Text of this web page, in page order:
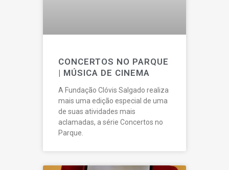
CONCERTOS NO PARQUE
| MÚSICA DE CINEMA
A Fundação Clóvis Salgado realiza
mais uma edição especial de uma
de suas atividades mais
aclamadas, a série Concertos no
Parque.